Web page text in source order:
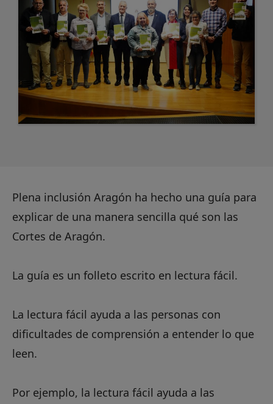
Plena inclusión Aragón ha hecho una guía para
explicar de una manera sencilla qué son las
Cortes de Aragón.
La guía es un folleto escrito en lectura fácil.
La lectura fácil ayuda a las personas con
dificultades de comprensión a entender lo que
leen.
Por ejemplo, la lectura fácil ayuda a las